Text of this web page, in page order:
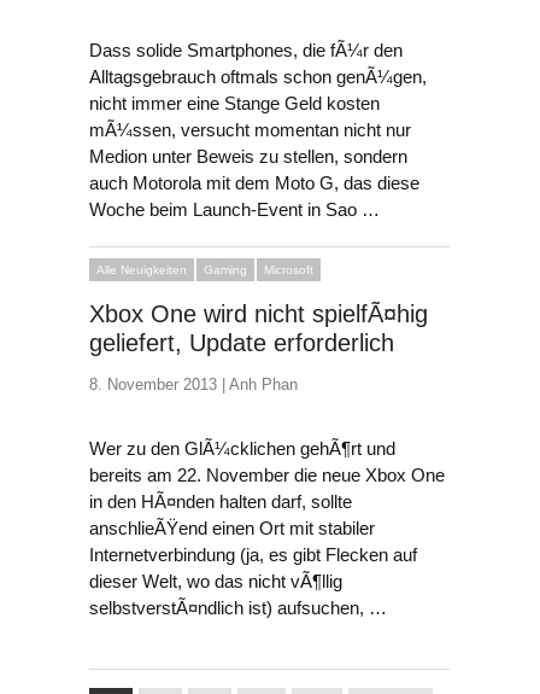
Dass solide Smartphones, die fÃ¼r den
Alltagsgebrauch oftmals schon genÃ¼gen,
nicht immer eine Stange Geld kosten
mÃ¼ssen, versucht momentan nicht nur
Medion unter Beweis zu stellen, sondern
auch Motorola mit dem Moto G, das diese
Woche beim Launch-Event in Sao …
Alle Neuigkeiten Gaming Microsoft
Xbox One wird nicht spielfÃ¤hig
geliefert, Update erforderlich
8. November 2013 | Anh Phan
Wer zu den GlÃ¼cklichen gehÃ¶rt und
bereits am 22. November die neue Xbox One
in den HÃ¤nden halten darf, sollte
anschlieÃŸend einen Ort mit stabiler
Internetverbindung (ja, es gibt Flecken auf
dieser Welt, wo das nicht vÃ¶llig
selbstverstÃ¤ndlich ist) aufsuchen, …